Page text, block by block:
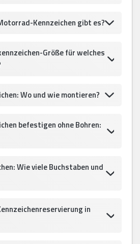
Kennzeichen gibt es?
Größe für welches
Wo und wie montieren?
befestigen ohne Bohren:
Wie viele Buchstaben und
in